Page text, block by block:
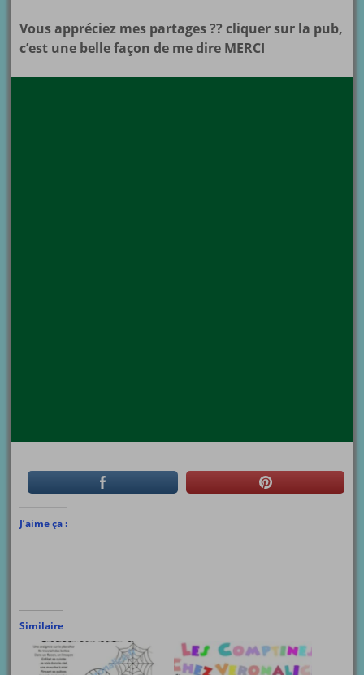
Vous appréciez mes partages ?? cliquer sur la pub,
c’est une belle façon de me dire MERCI
J’aime ça :
Similaire